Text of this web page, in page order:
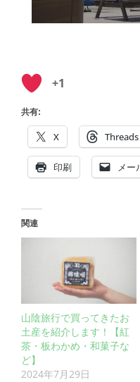
+1
共有:
X Threads
印刷 メー
関連
山陰旅行で買ってきたお
土産を紹介します！【紅
茶・板わかめ・和菓子な
ど】
2024年7月29日